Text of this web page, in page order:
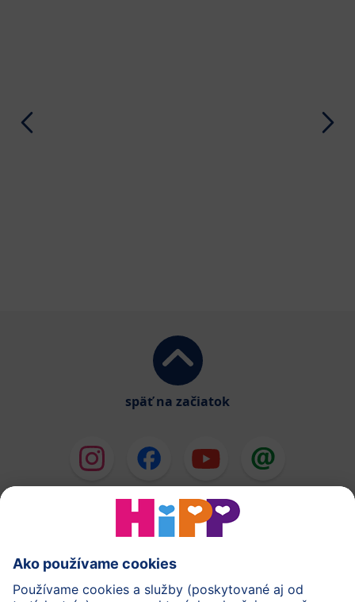
späť na začiatok
HiPP Mlieka
HiPP Príkrmy
HiPP Tehotenstvo